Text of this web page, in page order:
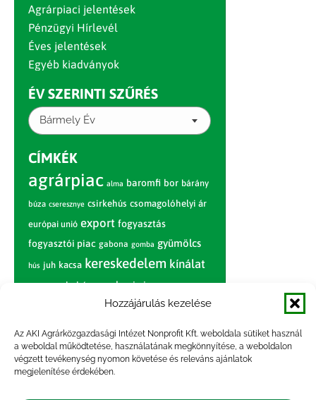
Hozzájárulás kezelése
Az AKI Agrárközgazdasági Intézet Nonprofit Kft. weboldala sütiket használ
a weboldal működtetése, használatának megkönnyítése, a weboldalon
végzett tevékenység nyomon követése és releváns ajánlatok
megjelenítése érdekében.
Agrárpiaci jelentések
Pénzügyi Hírlevél
Éves jelentések
Egyéb kiadványok
ÉV SZERINTI SZŰRÉS
Bármely Év
CÍMKÉK
agrárpiac alma baromfi bor bárány
búza cseresznye csirkehús csomagolóhelyi ár
európai unió export fogyasztás
fogyasztói piac gabona gomba gyümölcs
hús juh kacsa kereskedelem kínálat
körte marhahús nagybani piac narancs
nemzetközi árinformációk
paradicsom piac piaci jelentés
pulyka pulykahús sertés sertéshús
szarvasmarha termelés
termelői